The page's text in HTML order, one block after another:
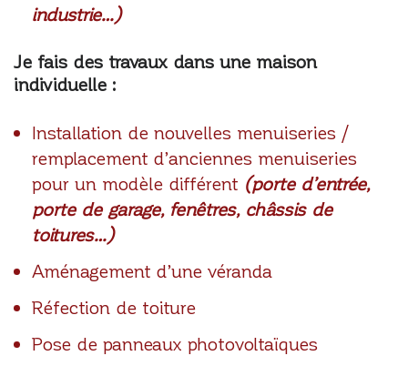
industrie…)
Je fais des travaux dans une maison
individuelle :
Installation de nouvelles menuiseries /
remplacement d’anciennes menuiseries
pour un modèle différent (porte d’entrée,
porte de garage, fenêtres, châssis de
toitures…)
Aménagement d’une véranda
Réfection de toiture
Pose de panneaux photovoltaïques